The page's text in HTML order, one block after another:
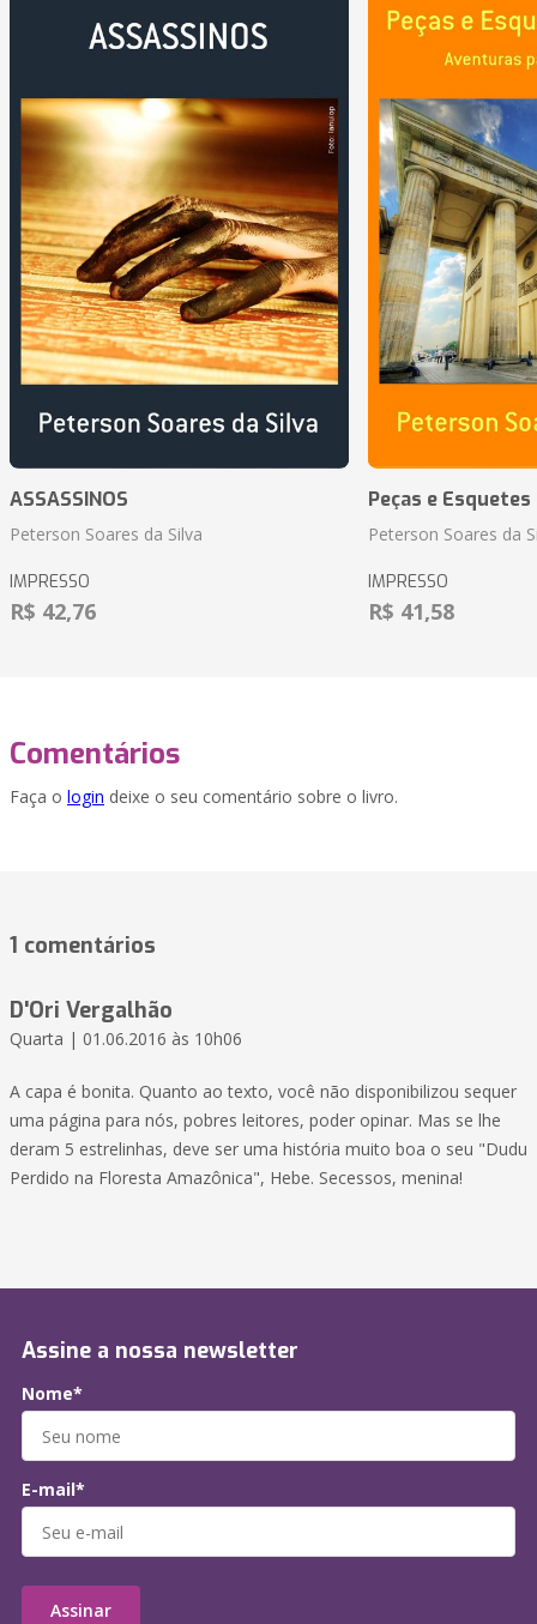
ASSASSINOS
Peterson Soares da Silva
IMPRESSO
R$ 42,76
Peças e
Peterson Soares da
IMPRESSO
R$ 41,58
Comentários
Faça o login deixe o seu comentário sobre o livro.
1 comentários
D'Ori Vergalhão
Quarta | 01.06.2016 às 10h06
A capa é bonita. Quanto ao texto, você não disponibilizou sequer
uma página para nós, pobres leitores, poder opinar. Mas se lhe
deram 5 estrelinhas, deve ser uma história muito boa o seu "Dudu
Perdido na Floresta Amazônica", Hebe. Secessos, menina!
Assine a nossa newsletter
Nome*
E-mail*
Assinar